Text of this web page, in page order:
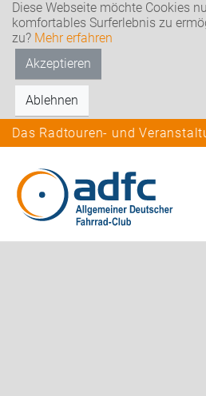
Diese Webseite möchte Cookies
komfortables Surferlebnis zu
zu? Mehr erfahren
Akzeptieren
Ablehnen
Das Radtouren- und